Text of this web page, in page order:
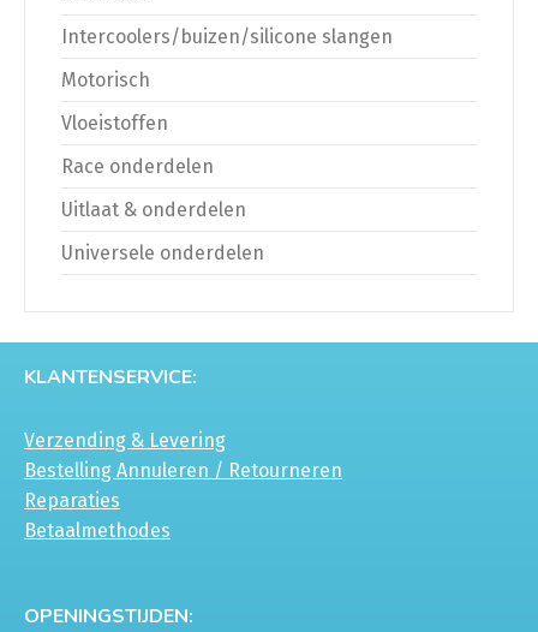
Intercoolers/buizen/silicone slangen
Motorisch
Vloeistoffen
Race onderdelen
Uitlaat & onderdelen
Universele onderdelen
KLANTENSERVICE:
Verzending & Levering
Bestelling Annuleren / Retourneren
Reparaties
Betaalmethodes
OPENINGSTIJDEN: